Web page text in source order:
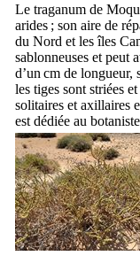
Le traganum de
arides ; son aire de
du Nord et les îles
sablonneuses et peut
d’un cm de longueur,
les tiges sont striées
solitaires et axillaires
est dédiée au